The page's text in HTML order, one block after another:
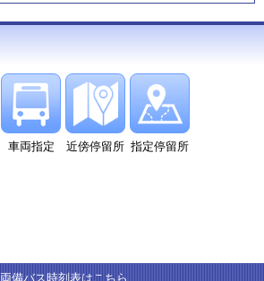
車両指定 近傍停留所 指定停留所
両備バス時刻表はこちら